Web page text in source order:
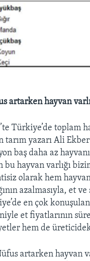
artarken hayvan
Türkiye’de toplam
tarım yazarı Ali
baş daha az
bu hayvan varlığı
olarak hem
azalmasıyla, et
en çok
et fiyatlarının
hem de
artarken hayvan